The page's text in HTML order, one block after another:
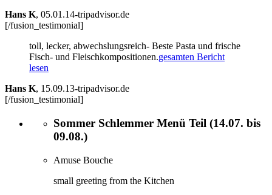
Hans K, 05.01.14-tripadvisor.de
[/fusion_testimonial]
toll, lecker, abwechslungsreich- Beste Pasta und frische
Fisch- und Fleischkompositionen.gesamten Bericht
lesen
Hans K, 15.09.13-tripadvisor.de
[/fusion_testimonial]
Sommer Schlemmer Menü Teil (14.07. bis
09.08.)
Amuse Bouche
small greeting from the Kitchen